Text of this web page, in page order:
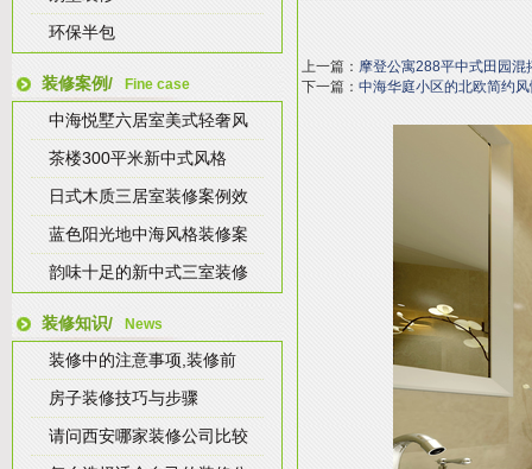
环保半包
装修案例/ Fine case
中海悦墅六居室美式轻奢风
茶楼300平米新中式风格
日式木质三居室装修案例效
蓝色阳光地中海风格装修案
韵味十足的新中式三室装修
装修知识/ News
装修中的注意事项,装修前
房子装修技巧与步骤
请问西安哪家装修公司比较
上一篇： 摩登公寓288平中式田园混
下一篇： 中海华庭小区的北欧简约